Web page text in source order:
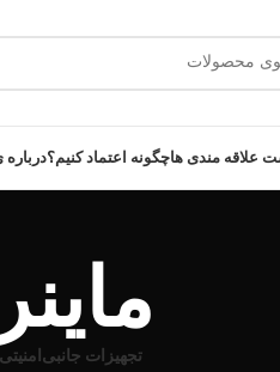
علاقه مندی هاچگونه اعتماد کنیم؟درباره
ماینر zkSNARK
تجهیزات جانبی